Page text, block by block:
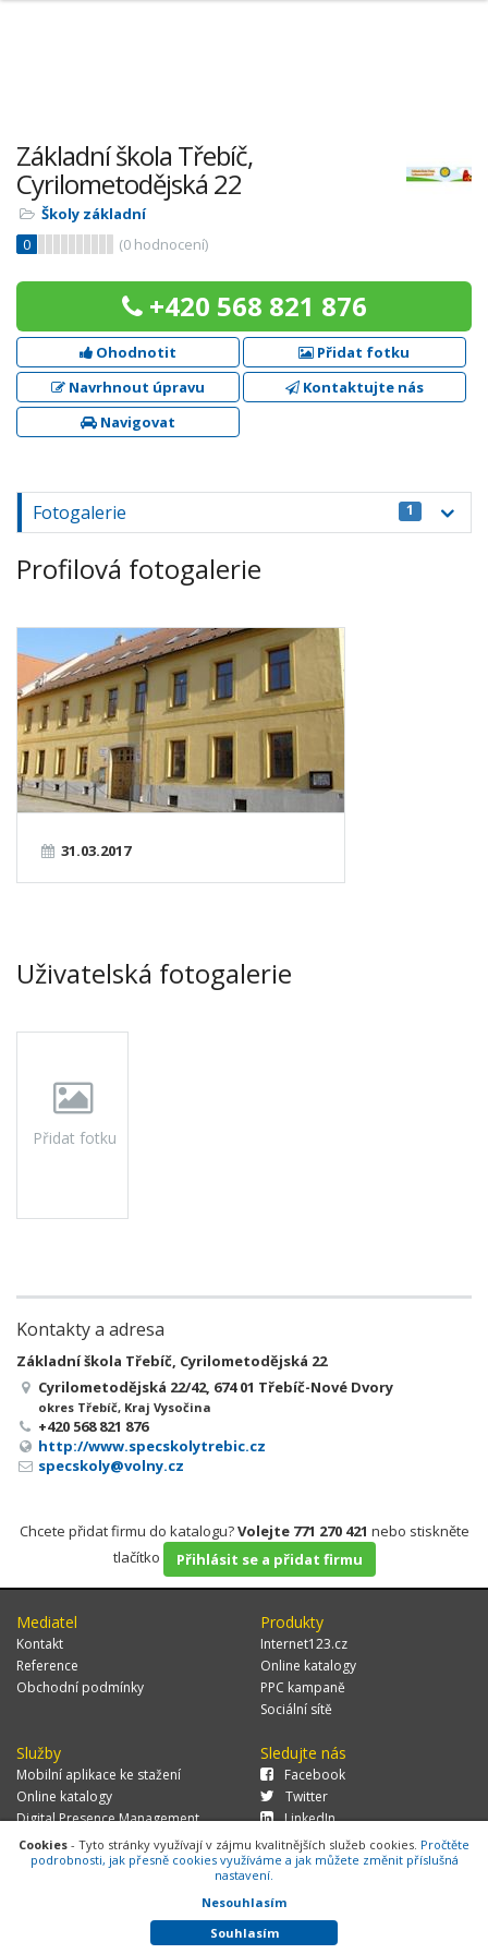
Základní škola Třebíč,
Cyrilometodějská 22
Školy základní
0
(0 hodnocení)
+420 568 821 876
Ohodnotit
Přidat fotku
Navrhnout úpravu
Kontaktujte nás
Navigovat
Fotogalerie 1
Profilová fotogalerie
31.03.2017
Uživatelská fotogalerie
Přidat fotku
Kontakty a adresa
Základní škola Třebíč, Cyrilometodějská 22
Cyrilometodějská 22/42, 674 01 Třebíč-Nové Dvory
okres Třebíč, Kraj Vysočina
+420 568 821 876
http://www.specskolytrebic.cz
specskoly@volny.cz
Chcete přidat firmu do katalogu?Volejte 771 270 421 nebo stiskněte
tlačítko
Přihlásit se a přidat firmu
Mediatel
Kontakt
Reference
Obchodní podmínky
Produkty
Internet123.cz
Online katalogy
PPC kampaně
Sociální sítě
Služby
Mobilní aplikace ke stažení
Online katalogy
Digital Presence Management
Více zákazníků
Sledujte nás
Facebook
Twitter
LinkedIn
© 2026 MEDIATEL CZ, s.r.o.,Za Potokem 46/4, 106 00 Praha 10, tel.:
+420 771 270 421, verze 1.29.0.143,
Cookies
Cookies - Tyto stránky využívají v zájmu kvalitnějších služeb cookies. Pročtěte
podrobnosti, jak přesně cookies využíváme a jak můžete změnit příslušná
nastavení.
Nesouhlasím
Souhlasím